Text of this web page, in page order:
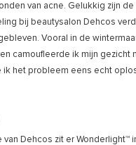
van acne. Gelukkig zijn
bij beautysalon Dehcos
Vooral in de
camoufleerde ik mijn gezicht
ik het probleem eens echt
Dehcos zit er Wonderlight™